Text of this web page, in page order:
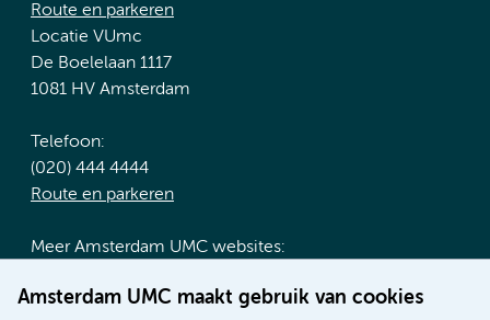
Amsterdam UMC maakt gebruik van cookies
Route en parkeren
Locatie VUmc
De Boelelaan 1117
1081 HV Amsterdam
Telefoon:
(020) 444 4444
Route en parkeren
Meer Amsterdam UMC websites:
Werken bij Amsterdam UMC